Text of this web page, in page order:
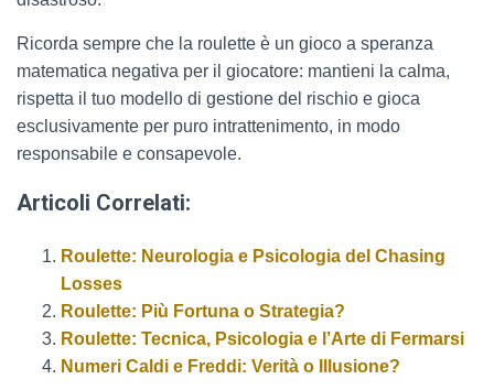
Ricorda sempre che la roulette è un gioco a speranza
matematica negativa per il giocatore: mantieni la calma,
rispetta il tuo modello di gestione del rischio e gioca
esclusivamente per puro intrattenimento, in modo
responsabile e consapevole.
Articoli Correlati:
Roulette: Neurologia e Psicologia del Chasing
Losses
Roulette: Più Fortuna o Strategia?
Roulette: Tecnica, Psicologia e l’Arte di Fermarsi
Numeri Caldi e Freddi: Verità o Illusione?